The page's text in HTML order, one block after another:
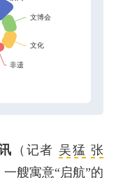
（记者 吴猛 张
艘寓意“启航”的